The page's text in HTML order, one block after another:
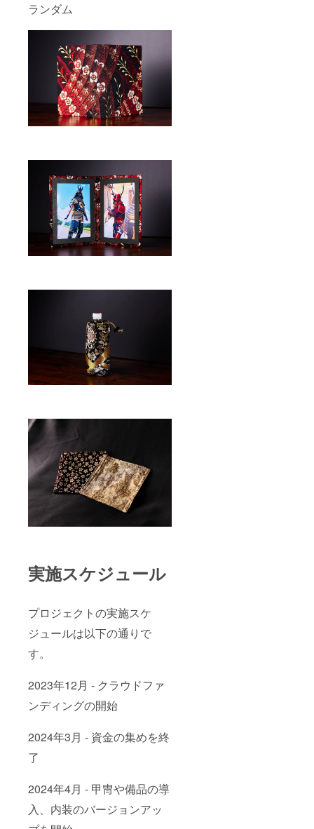
ランダム
実施スケジュール
プロジェクトの実施スケ
ジュールは以下の通りで
す。
2023年12月 - クラウドファ
ンディングの開始
2024年3月 - 資金の集めを終
了
2024年4月 - 甲冑や備品の導
入、内装のバージョンアッ